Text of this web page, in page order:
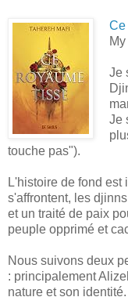
Ce
Je
Je
touche pas").
L'histoire de fond est
s'affrontent, les
et un traité de paix
peuple opprimé et
Nous suivons deux
: principalement
nature et son